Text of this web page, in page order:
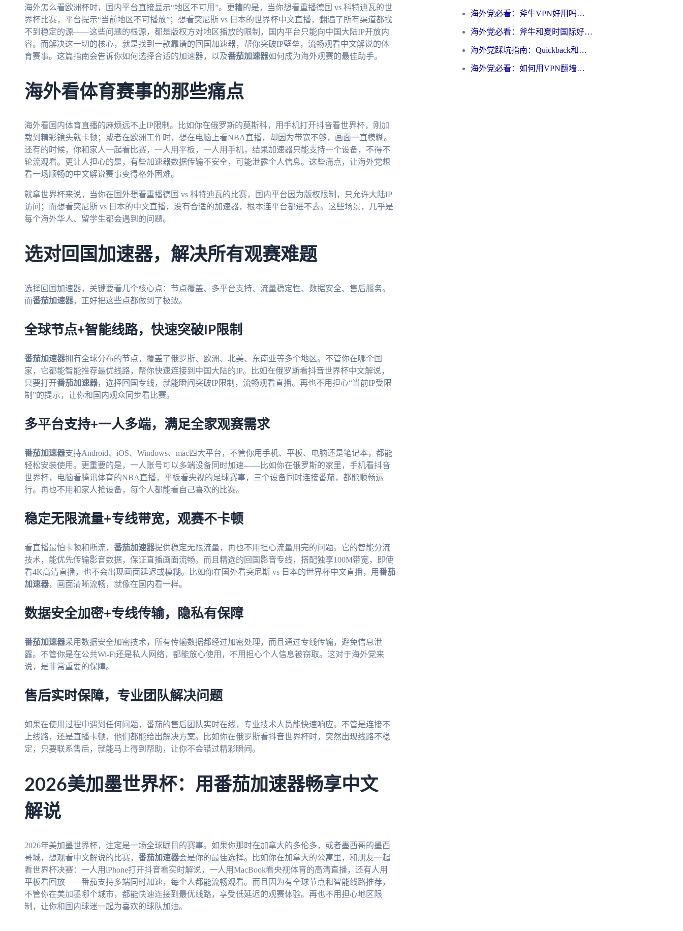
海外怎么看欧洲杯时，国内平台直接显示“地区不可用”。更糟的是，当你想看重播德国 vs 科特迪瓦的世
界杯比赛，平台提示“当前地区不可播放”；想看突尼斯 vs 日本的世界杯中文直播，翻遍了所有渠道都找
不到稳定的源——这些问题的根源，都是版权方对地区播放的限制，国内平台只能向中国大陆IP开放内
容。而解决这一切的核心，就是找到一款靠谱的回国加速器，帮你突破IP壁垒，流畅观看中文解说的体
育赛事。这篇指南会告诉你如何选择合适的加速器，以及番茄加速器如何成为海外观赛的最佳助手。
海外看体育赛事的那些痛点
海外看国内体育直播的麻烦远不止IP限制。比如你在俄罗斯的莫斯科，用手机打开抖音看世界杯，刚加
载到精彩镜头就卡顿；或者在欧洲工作时，想在电脑上看NBA直播，却因为带宽不够，画面一直模糊。
还有的时候，你和家人一起看比赛，一人用平板，一人用手机，结果加速器只能支持一个设备，不得不
轮流观看。更让人担心的是，有些加速器数据传输不安全，可能泄露个人信息。这些痛点，让海外党想
看一场顺畅的中文解说赛事变得格外困难。
就拿世界杯来说，当你在国外想看重播德国 vs 科特迪瓦的比赛，国内平台因为版权限制，只允许大陆IP
访问；而想看突尼斯 vs 日本的中文直播，没有合适的加速器，根本连平台都进不去。这些场景，几乎是
每个海外华人、留学生都会遇到的问题。
选对回国加速器，解决所有观赛难题
选择回国加速器，关键要看几个核心点：节点覆盖、多平台支持、流量稳定性、数据安全、售后服务。
而番茄加速器，正好把这些点都做到了极致。
全球节点+智能线路，快速突破IP限制
番茄加速器拥有全球分布的节点，覆盖了俄罗斯、欧洲、北美、东南亚等多个地区。不管你在哪个国
家，它都能智能推荐最优线路，帮你快速连接到中国大陆的IP。比如在俄罗斯看抖音世界杯中文解说，
只要打开番茄加速器，选择回国专线，就能瞬间突破IP限制，流畅观看直播。再也不用担心“当前IP受限
制”的提示，让你和国内观众同步看比赛。
多平台支持+一人多端，满足全家观赛需求
番茄加速器支持Android、iOS、Windows、mac四大平台，不管你用手机、平板、电脑还是笔记本，都能
轻松安装使用。更重要的是，一人账号可以多端设备同时加速——比如你在俄罗斯的家里，手机看抖音
世界杯，电脑看腾讯体育的NBA直播，平板看央视的足球赛事，三个设备同时连接番茄，都能顺畅运
行。再也不用和家人抢设备，每个人都能看自己喜欢的比赛。
稳定无限流量+专线带宽，观赛不卡顿
看直播最怕卡顿和断流， 番茄加速器提供稳定无限流量，再也不用担心流量用完的问题。它的智能分流
技术，能优先传输影音数据，保证直播画面流畅。而且精选的回国影音专线，搭配独享100M带宽，即使
看4K高清直播，也不会出现画面延迟或模糊。比如你在国外看突尼斯 vs 日本的世界杯中文直播，用番茄
加速器，画面清晰流畅，就像在国内看一样。
数据安全加密+专线传输，隐私有保障
番茄加速器采用数据安全加密技术，所有传输数据都经过加密处理，而且通过专线传输，避免信息泄
露。不管你是在公共Wi-Fi还是私人网络，都能放心使用，不用担心个人信息被窃取。这对于海外党来
说，是非常重要的保障。
售后实时保障，专业团队解决问题
如果在使用过程中遇到任何问题，番茄的售后团队实时在线，专业技术人员能快速响应。不管是连接不
上线路，还是直播卡顿，他们都能给出解决方案。比如你在俄罗斯看抖音世界杯时，突然出现线路不稳
定，只要联系售后，就能马上得到帮助，让你不会错过精彩瞬间。
2026美加墨世界杯：用番茄加速器畅享中文
解说
2026年美加墨世界杯，注定是一场全球瞩目的赛事。如果你那时在加拿大的多伦多，或者墨西哥的墨西
哥城，想观看中文解说的比赛， 番茄加速器会是你的最佳选择。比如你在加拿大的公寓里，和朋友一起
看世界杯决赛：一人用iPhone打开抖音看实时解说，一人用MacBook看央视体育的高清直播，还有人用
平板看回放——番茄支持多端同时加速，每个人都能流畅观看。而且因为有全球节点和智能线路推荐，
不管你在美加墨哪个城市，都能快速连接到最优线路，享受低延迟的观赛体验。再也不用担心地区限
制，让你和国内球迷一起为喜欢的球队加油。
海外党必看：斧牛VPN好用吗？和GoLinkVPN对比哪个回国效果更好？
海外党必看：斧牛和夏时国际好用吗？3步选对回国加速器，无缝刷国内资源
海外党踩坑指南：Quickback和归雁好用吗？选对加速器才能无缝刷国内资源
海外党必看：如何用VPN翻墙到大陆PTT？一篇解决你所有回国加速痛点